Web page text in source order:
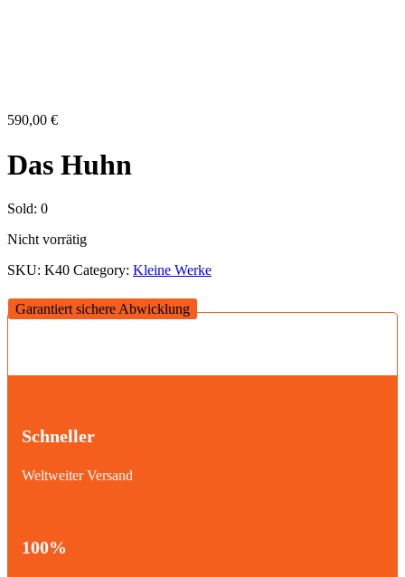
590,00 €
Das Huhn
Sold: 0
Nicht vorrätig
SKU: K40 Category: Kleine Werke
Garantiert sichere Abwicklung
Schneller
Weltweiter Versand
100%